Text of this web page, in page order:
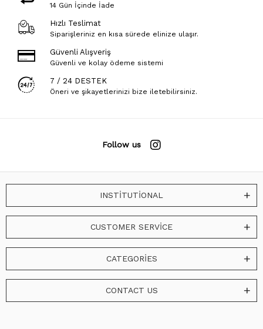
14 Gün İçinde İade
Hızlı Teslimat
Siparişleriniz en kısa sürede elinize ulaşır.
Güvenli Alışveriş
Güvenli ve kolay ödeme sistemi
7 / 24 DESTEK
Öneri ve şikayetlerinizi bize iletebilirsiniz.
Follow us
INSTİTUTİONAL
CUSTOMER SERVİCE
CATEGORİES
CONTACT US